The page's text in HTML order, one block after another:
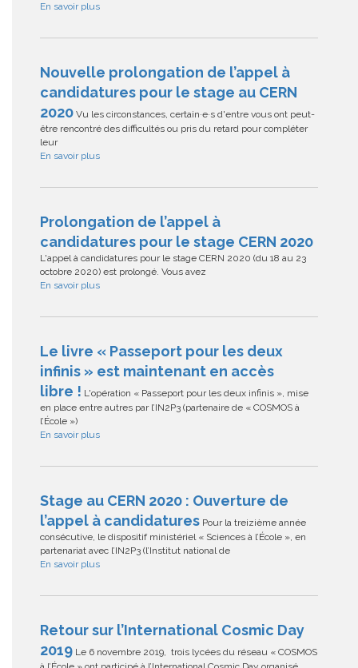
En savoir plus
Nouvelle prolongation de l’appel à
candidatures pour le stage au CERN
2020 Vu les circonstances, certain·e·s d'entre vous ont peut-
être rencontré des difficultés ou pris du retard pour compléter
leur
En savoir plus
Prolongation de l’appel à
candidatures pour le stage CERN 2020
L'appel à candidatures pour le stage CERN 2020 (du 18 au 23
octobre 2020) est prolongé. Vous avez
En savoir plus
Le livre « Passeport pour les deux
infinis » est maintenant en accès
libre ! L'opération « Passeport pour les deux infinis », mise
en place entre autres par l’IN2P3 (partenaire de « COSMOS à
l’École »)
En savoir plus
Stage au CERN 2020 : Ouverture de
l’appel à candidatures Pour la treizième année
consécutive, le dispositif ministériel « Sciences à l’École », en
partenariat avec l’IN2P3 (l’Institut national de
En savoir plus
Retour sur l’International Cosmic Day
2019 Le 6 novembre 2019, trois lycées du réseau « COSMOS